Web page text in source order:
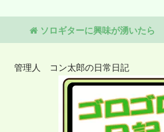
ソロギターに興味が湧いたら
管理人 コン太郎の日常日記